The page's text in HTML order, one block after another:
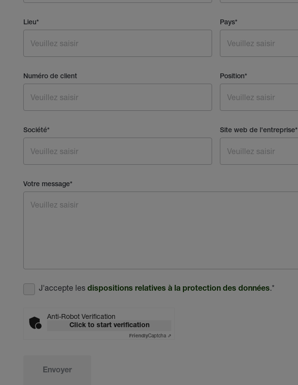
Lieu* Pays*
Numéro de client Position*
Société* Site web de l'entreprise*
Votre message*
J'accepte les dispositions relatives à la protection des données.*
Anti-Robot Verification
Click to start verification
FriendlyCaptcha ⇗
Envoyer